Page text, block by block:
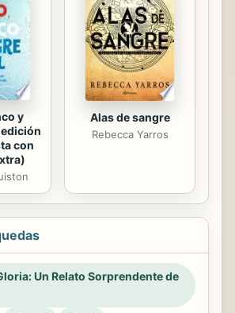
y
con
Alas de sangre
Rebecca Yarros
Un Relato Sorprendente de